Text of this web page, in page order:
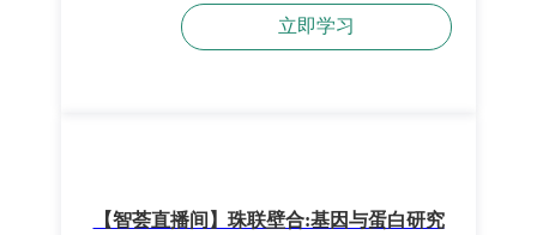
立即学习
【智荟直播间】珠联壁合:基因与蛋白研究